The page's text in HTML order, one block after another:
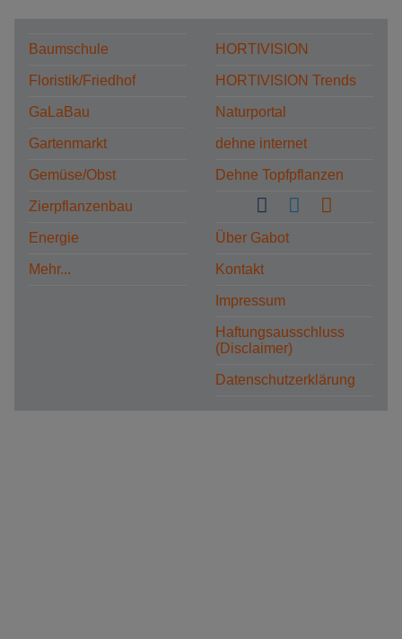
Baumschule
Floristik/Friedhof
GaLaBau
Gartenmarkt
Gemüse/Obst
Zierpflanzenbau
Energie
Mehr...
HORTIVISION
HORTIVISION Trends
Naturportal
dehne internet
Dehne Topfpflanzen
Über Gabot
Kontakt
Impressum
Haftungsausschluss
(Disclaimer)
Datenschutzerklärung